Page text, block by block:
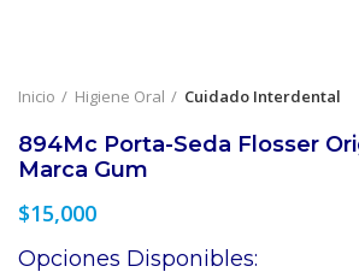
Inicio Higiene Oral Cuidado Interdental
894Mc Porta-Seda Flosser
Marca Gum
$15,000
Opciones Disponibles: